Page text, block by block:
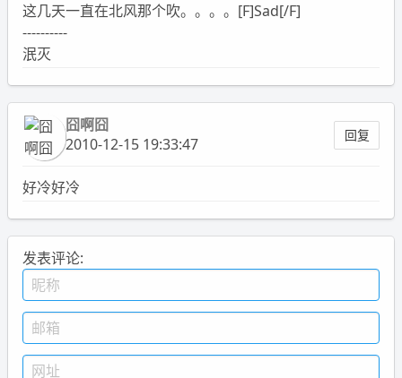
这几天一直在北风那个吹。。。。[F]Sad[/F]
----------
泯灭
囧啊囧
2010-12-15 19:33:47
回复
好冷好冷
发表评论: